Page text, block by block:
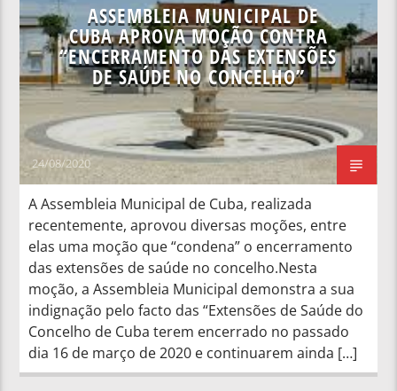
ASSEMBLEIA MUNICIPAL DE
CUBA APROVA MOÇÃO CONTRA
“ENCERRAMENTO DAS EXTENSÕES
DE SAÚDE NO CONCELHO”
24/08/2020
A Assembleia Municipal de Cuba, realizada
recentemente, aprovou diversas moções, entre
elas uma moção que “condena” o encerramento
das extensões de saúde no concelho.Nesta
moção, a Assembleia Municipal demonstra a sua
indignação pelo facto das “Extensões de Saúde do
Concelho de Cuba terem encerrado no passado
dia 16 de março de 2020 e continuarem ainda […]